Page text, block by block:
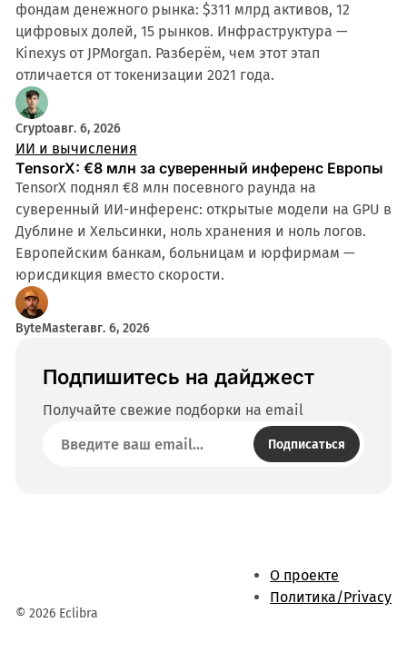
фондам денежного рынка: $311 млрд активов, 12
цифровых долей, 15 рынков. Инфраструктура —
Kinexys от JPMorgan. Разберём, чем этот этап
отличается от токенизации 2021 года.
Cryptoавг. 6, 2026
ИИ и вычисления
TensorX: €8 млн за суверенный инференс Европы
TensorX поднял €8 млн посевного раунда на
суверенный ИИ-инференс: открытые модели на GPU в
Дублине и Хельсинки, ноль хранения и ноль логов.
Европейским банкам, больницам и юрфирмам —
юрисдикция вместо скорости.
ByteMasterавг. 6, 2026
Подпишитесь на дайджест
Получайте свежие подборки на email
Подписаться
© 2026 Eclibra
О проекте
Политика/Privacy